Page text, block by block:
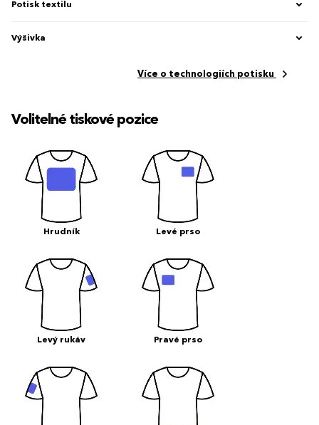
Potisk textilu
Výšivka
Více o technologiích potisku
Volitelné tiskové pozice
Hrudník Levé prso
Levý rukáv Pravé prso